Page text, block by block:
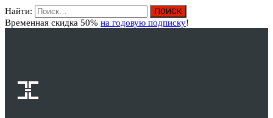
Найти:
Временная скидка 50% на годовую подписку!